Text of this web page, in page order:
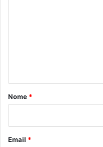
l
n
o
Nome *
Email *